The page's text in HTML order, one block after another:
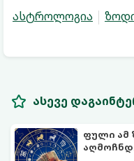
ასტროლოგია
ასევე
ფული ამ